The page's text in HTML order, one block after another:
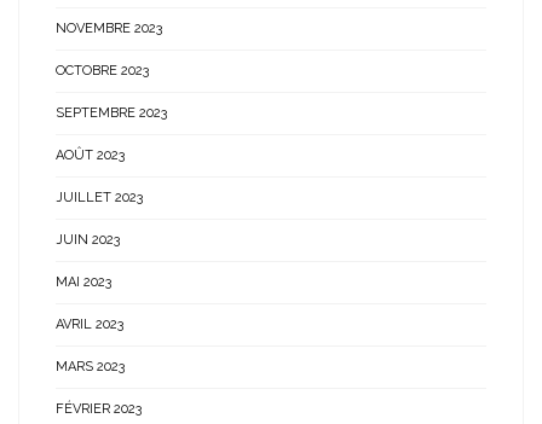
NOVEMBRE 2023
OCTOBRE 2023
SEPTEMBRE 2023
AOÛT 2023
JUILLET 2023
JUIN 2023
MAI 2023
AVRIL 2023
MARS 2023
FÉVRIER 2023